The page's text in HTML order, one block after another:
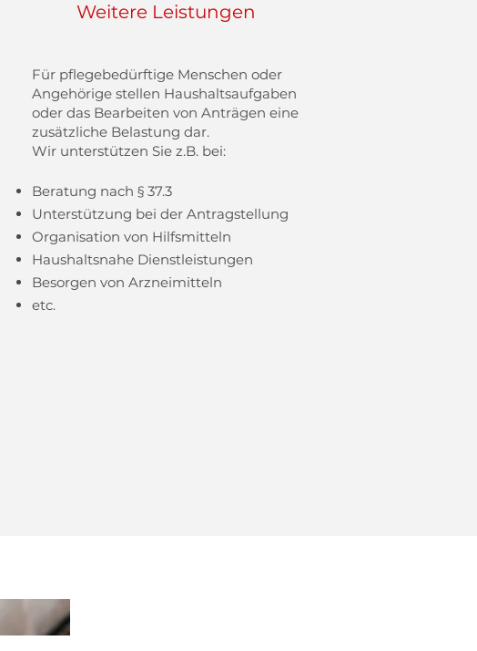
Weitere Leistungen
Für pflegebedürftige Menschen oder
Angehörige stellen Haushaltsaufgaben
oder das Bearbeiten von Anträgen eine
zusätzliche Belastung dar.
Wir unterstützen Sie z.B. bei:
Beratung nach § 37.3
Unterstützung bei der Antragstellung
Organisation von Hilfsmitteln
Haushaltsnahe Dienstleistungen
Besorgen von Arzneimitteln
​etc.